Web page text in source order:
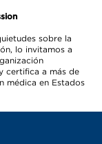
sobre la
lo invitamos a
certifica a más de
médica en Estados